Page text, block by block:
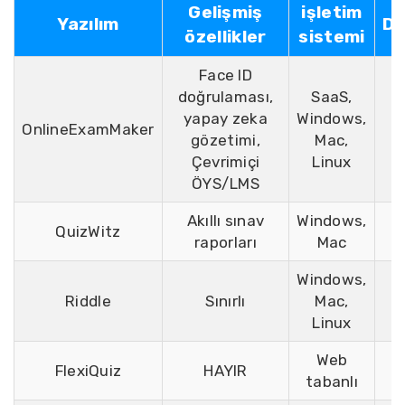
Yazılım
Gelişmiş
özellikler
işletim
sistemi
OnlineExamMaker
Face ID
doğrulaması,
yapay zeka
gözetimi,
Çevrimiçi
ÖYS/LMS
SaaS,
Windows,
Mac,
Linux
QuizWitz
Akıllı sınav
raporları
Windows,
Mac
Riddle Sınırlı
Windows,
Mac,
Linux
FlexiQuiz HAYIR
Web
tabanlı